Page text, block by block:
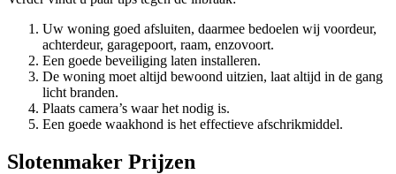
Uw woning goed afsluiten, daarmee bedoelen wij voordeur,
achterdeur, garagepoort, raam, enzovoort.
Een goede beveiliging laten installeren.
De woning moet altijd bewoond uitzien, laat altijd in de gang
licht branden.
Plaats camera’s waar het nodig is.
Een goede waakhond is het effectieve afschrikmiddel.
Slotenmaker Prijzen